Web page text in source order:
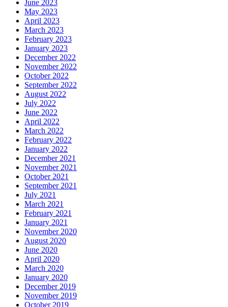
June 2023
May 2023
April 2023
March 2023
February 2023
January 2023
December 2022
November 2022
October 2022
September 2022
August 2022
July 2022
June 2022
April 2022
March 2022
February 2022
January 2022
December 2021
November 2021
October 2021
September 2021
July 2021
March 2021
February 2021
January 2021
November 2020
August 2020
June 2020
April 2020
March 2020
January 2020
December 2019
November 2019
October 2019